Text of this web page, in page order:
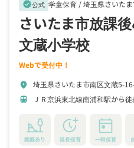
verified公式 学童保育 /埼玉県さいた
さいたま市放課
文蔵小学校
Webで受付中！
location_on 埼玉県さいたま市南区文蔵5-
train ＪＲ京浜東北線南浦和駅から
園庭あり 延長保育 一時保育